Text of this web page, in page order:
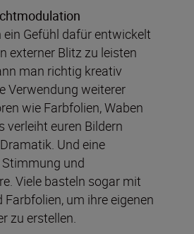
ein Gefühl dafür entwickelt
externer Blitz zu leisten
man richtig kreativ
Verwendung weiterer
wie Farbfolien, Waben
verleiht euren Bildern
Und eine
und
Viele basteln sogar mit
Farbfolien, um ihre eigenen
zu erstellen.